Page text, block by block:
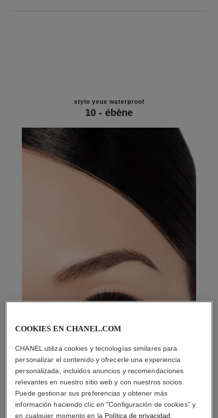
stylo yeux waterproof
10 - ébène
COOKIES EN CHANEL.COM
CHANEL utiliza cookies y tecnologías similares para
personalizar el contenido y ofrecerle una experiencia
personalizada, incluidos anuncios y recomendaciones
relevantes en nuestro sitio web y con nuestros socios.
Puede gestionar sus preferencias y obtener más
información haciendo clic en "Configuración de cookies" y
en cualquier momento en la Política de privacidad